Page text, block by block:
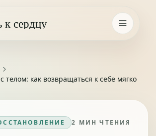
к сердцу
телом: как возвращаться к себе мягко
2 МИН ЧТЕНИЯ